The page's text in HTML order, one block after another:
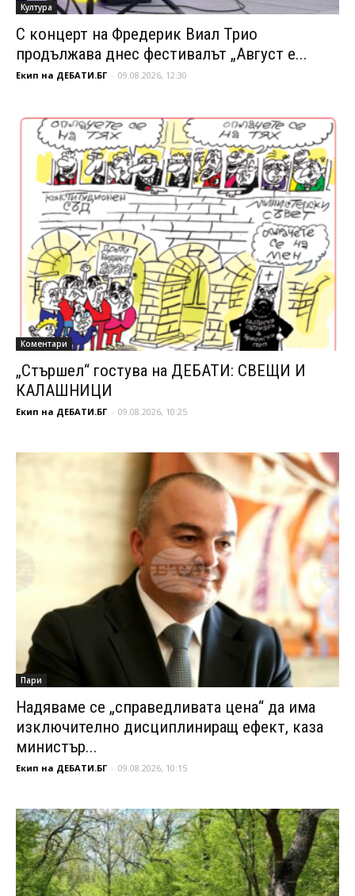
Култура
С концерт на Фредерик Виал Трио
продължава днес фестивалът „Август е...
Екип на ДЕБАТИ.БГ - 09.08.2026, 12:30
Коментари
„Стършел“ гостува на ДЕБАТИ: СВЕЩИ И
КАЛАШНИЦИ
Екип на ДЕБАТИ.БГ - 09.08.2026, 10:25
Пари
Надяваме се „справедливата цена“ да има
изключително дисциплиниращ ефект, каза
министър...
Екип на ДЕБАТИ.БГ - 09.08.2026, 10:15